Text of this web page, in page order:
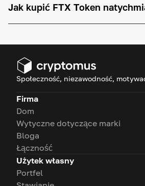
Jak kupić FTX Token
Społeczność, niezawodność,
Firma
Dom
Wytyczne dotyczące marki
Bloga
Łączność
Użytek własny
Portfel